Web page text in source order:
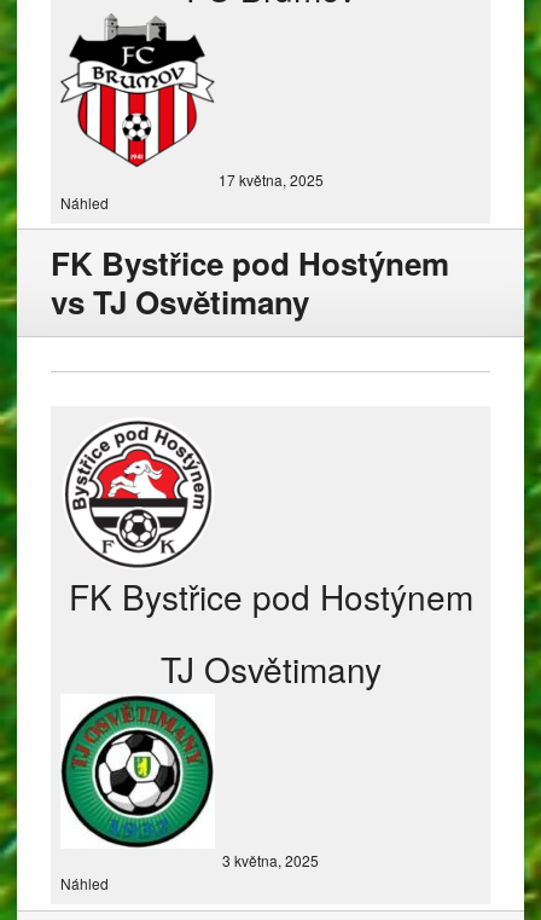
17 května, 2025
Náhled
FK Bystřice pod Hostýnem
vs TJ Osvětimany
FK Bystřice pod Hostýnem
TJ Osvětimany
3 května, 2025
Náhled